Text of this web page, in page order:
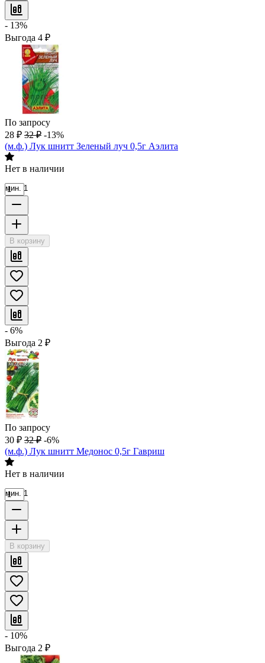
- 13%
Выгода 4 ₽
По запросу
28 ₽ 32 ₽ -13%
(м.ф.) Лук шнитт Зеленый луч 0,5г Аэлита
Нет в наличии
мин. 1
В корзину
- 6%
Выгода 2 ₽
По запросу
30 ₽ 32 ₽ -6%
(м.ф.) Лук шнитт Медонос 0,5г Гавриш
Нет в наличии
мин. 1
В корзину
- 10%
Выгода 2 ₽